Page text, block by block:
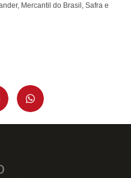
Mercantil do Brasil, Safra e